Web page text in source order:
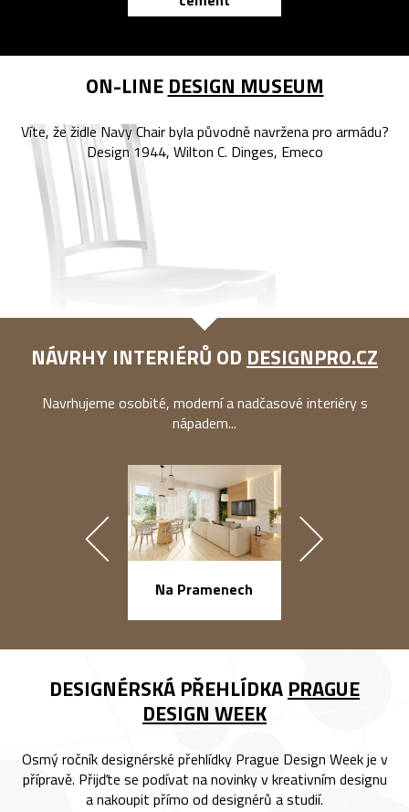
ON-LINE DESIGN MUSEUM
Víte, že židle Navy Chair byla původně navržena pro armádu?
Design 1944, Wilton C. Dinges, Emeco
NÁVRHY INTERIÉRŮ OD DESIGNPRO.CZ
Navrhujeme osobité, moderní a nadčasové interiéry s
nápadem...
Na Pramenech
DESIGNÉRSKÁ PŘEHLÍDKA PRAGUE
DESIGN WEEK
Osmý ročník designérské přehlídky Prague Design Week je v
přípravě. Přijďte se podívat na novinky v kreativním designu
a nakoupit přímo od designérů a studií.